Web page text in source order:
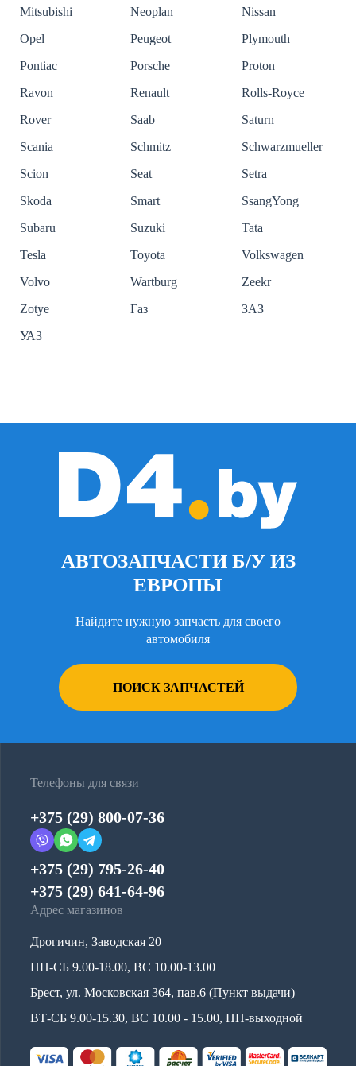
Mitsubishi
Neoplan
Nissan
Opel
Peugeot
Plymouth
Pontiac
Porsche
Proton
Ravon
Renault
Rolls-Royce
Rover
Saab
Saturn
Scania
Schmitz
Schwarzmueller
Scion
Seat
Setra
Skoda
Smart
SsangYong
Subaru
Suzuki
Tata
Tesla
Toyota
Volkswagen
Volvo
Wartburg
Zeekr
Zotye
Газ
ЗАЗ
УАЗ
АВТОЗАПЧАСТИ Б/У ИЗ
ЕВРОПЫ
Найдите нужную запчасть для своего
автомобиля
ПОИСК ЗАПЧАСТЕЙ
Телефоны для связи
+375 (29) 800-07-36
+375 (29) 795-26-40
+375 (29) 641-64-96
Адрес магазинов
Дрогичин, Заводская 20
ПН-СБ 9.00-18.00, ВС 10.00-13.00
Брест, ул. Московская 364, пав.6 (Пункт выдачи)
ВТ-СБ 9.00-15.30, ВС 10.00 - 15.00, ПН-выходной